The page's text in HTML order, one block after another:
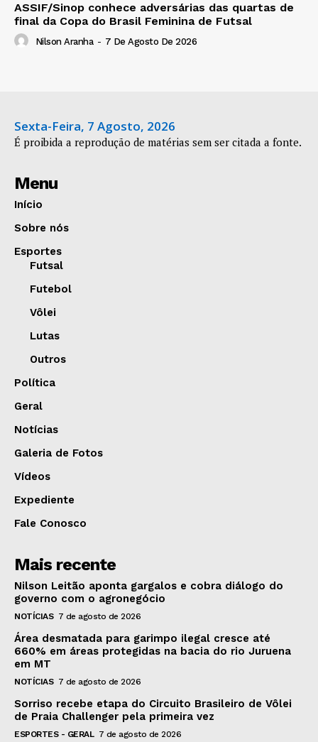
ASSIF/Sinop conhece adversárias das quartas de
final da Copa do Brasil Feminina de Futsal
Nilson Aranha - 7 De Agosto De 2026
Sexta-Feira, 7 Agosto, 2026
É proibida a reprodução de matérias sem ser citada a fonte.
Menu
Início
Sobre nós
Esportes
Futsal
Futebol
Vôlei
Lutas
Outros
Política
Geral
Notícias
Galeria de Fotos
Vídeos
Expediente
Fale Conosco
Mais recente
Nilson Leitão aponta gargalos e cobra diálogo do
governo com o agronegócio
NOTÍCIAS 7 de agosto de 2026
Área desmatada para garimpo ilegal cresce até
660% em áreas protegidas na bacia do rio Juruena
em MT
NOTÍCIAS 7 de agosto de 2026
Sorriso recebe etapa do Circuito Brasileiro de Vôlei
de Praia Challenger pela primeira vez
ESPORTES - GERAL 7 de agosto de 2026